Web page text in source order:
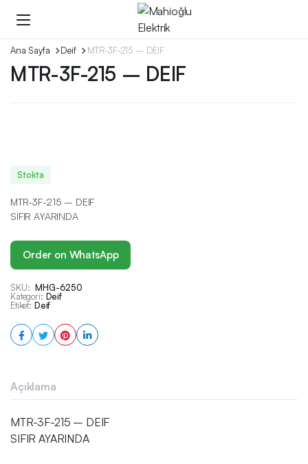
Ana Sayfa Deif MTR-3F-215 – DEIF
MTR-3F-215 – DEIF
Stokta
MTR-3F-215 – DEIF
SIFIR AYARINDA
Order on WhatsApp
SKU: MHG-6250
Kategori: Deif
Etiket: Deif
Açıklama
MTR-3F-215 – DEIF
SIFIR AYARINDA